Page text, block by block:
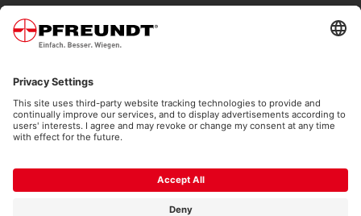
VILLKOR OCH
BESTÄMMELSER
WEBBPLATSKARTA
TEKNIK
ONLINE SHOP